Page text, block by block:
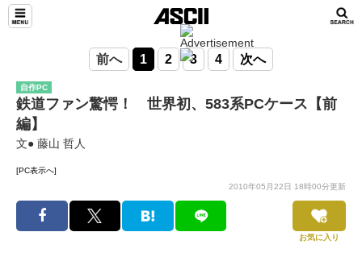
前へ 1 2 3 4 次へ
自作PC
鉄道ファン驚愕！ 世界初、583系PCケース【前
編】
文● 藤山 哲人
[PC表示へ]
2010年05月22日 18時00分更新
お気に入り